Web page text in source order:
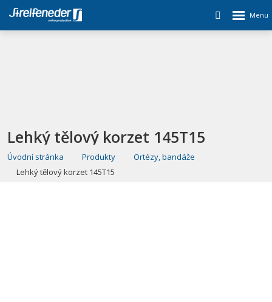
Lehký tělový korzet 145T15
Úvodní stránka Produkty
Ortézy, bandáže
Lehký tělový korzet 145T15